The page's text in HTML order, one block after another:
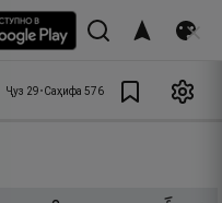
Ҷуз 29•Саҳифа 576